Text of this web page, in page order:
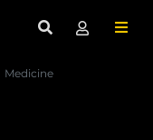
Medicine